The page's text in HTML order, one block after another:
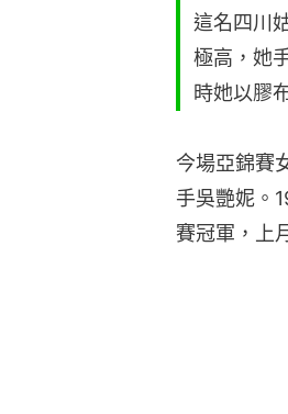
這名四川
極高，她
時她以膠
今場亞錦賽
手吳艷妮。
賽冠軍，上